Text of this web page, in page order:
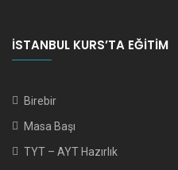
İSTANBUL KURS’TA EĞITIM
Birebir
Masa Başı
TYT – AYT Hazırlık